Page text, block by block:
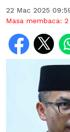
22 Mac 2025
Masa membaca: 2